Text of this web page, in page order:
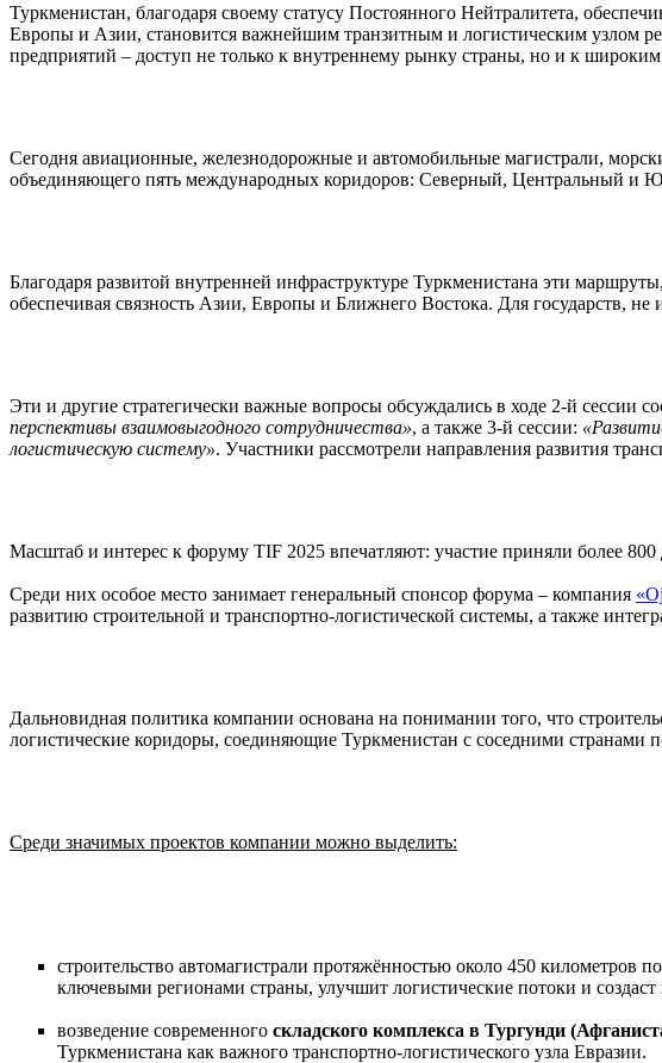
Туркменистан, благодаря своему статусу Постоянного Нейтралитета,
Европы и Азии, становится важнейшим транзитным и логистическим узлом
предприятий – доступ не только к внутреннему рынку страны, но и к
Сегодня авиационные, железнодорожные и автомобильные магистрали,
объединяющего пять международных коридоров: Северный,
Благодаря развитой внутренней инфраструктуре Туркменистана эти
обеспечивая связность Азии, Европы и Ближнего Востока. Для государств,
Эти и другие стратегически важные вопросы обсуждались в ходе 2-й сессии
перспективы взаимовыгодного сотрудничества», а также 3-й сессии:
логистическую систему». Участники рассмотрели направления развития
Масштаб и интерес к форуму TIF 2025 впечатляют: участие приняли более
Среди них особое место занимает генеральный спонсор форума – компания
развитию строительной и транспортно-логистической системы, а также
Дальновидная политика компании основана на понимании того, что
логистические коридоры, соединяющие Туркменистан с соседними странами
Среди значимых проектов компании можно выделить:
строительство автомагистрали протяжённостью около 450 километров
ключевыми регионами страны, улучшит логистические потоки и
возведение современного складского комплекса в Тургунди
Туркменистана как важного транспортно-логистического узла Евразии.